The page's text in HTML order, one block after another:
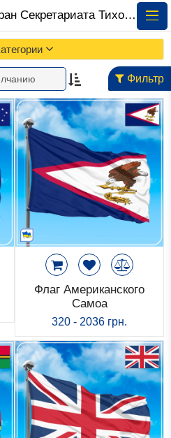
Фильтр
Флаги и флажки стран Секретариата Тихоокеанского Сообщества • Купить • Скачать ⚡ ePrapor.com.ua
Флаг Американского
Самоа
320 - 2036 грн.